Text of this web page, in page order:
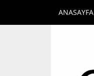
ANASAYFA